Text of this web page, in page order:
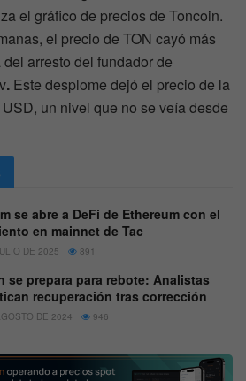
el gráfico de precios de Toncoin.
el precio de TON cayó más
arresto del fundador de
. Este desplome dejó el precio de la
un nivel que no se veía desde
se abre a DeFi de Ethereum con el
en mainnet de Tac
DE 2025 891
se prepara para rebote: Analistas
recuperación tras corrección
DE 2024 946